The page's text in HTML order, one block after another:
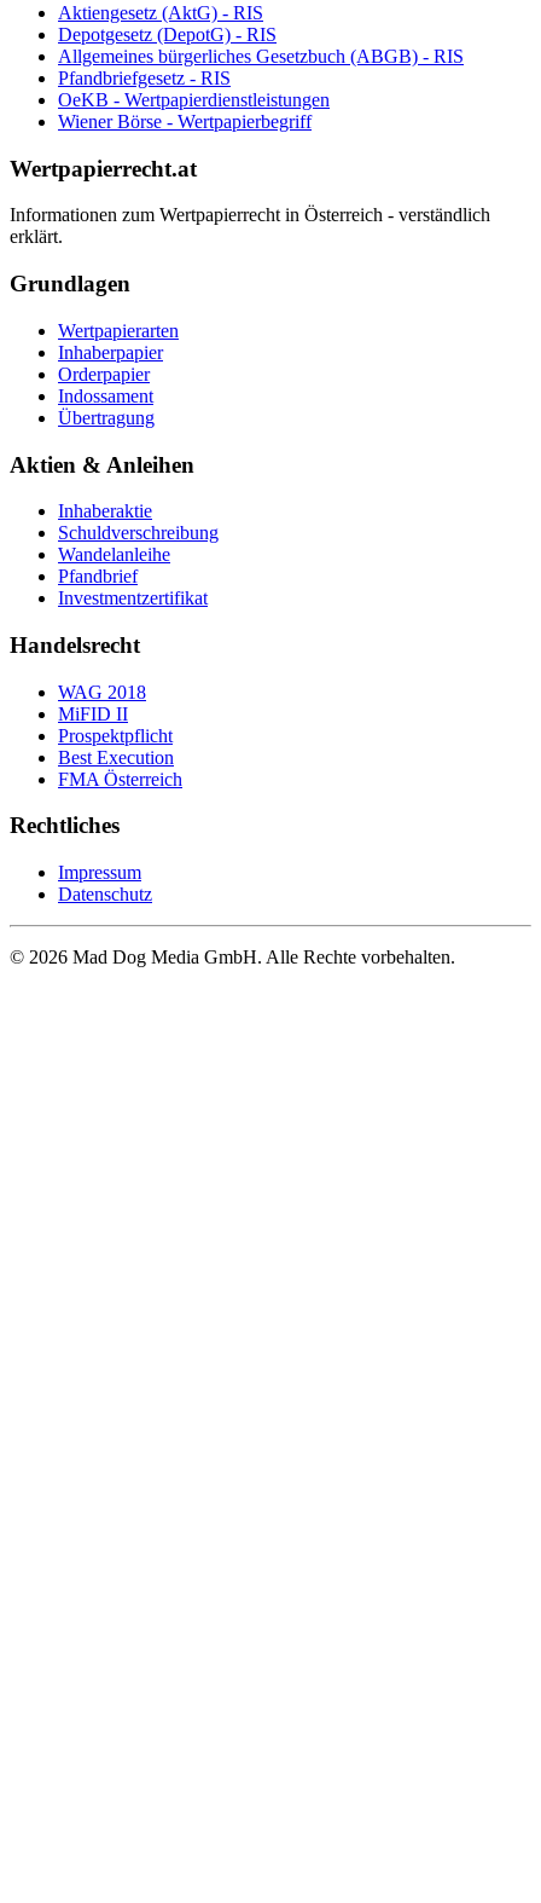
Aktiengesetz (AktG) - RIS
Depotgesetz (DepotG) - RIS
Allgemeines bürgerliches Gesetzbuch (ABGB) - RIS
Pfandbriefgesetz - RIS
OeKB - Wertpapierdienstleistungen
Wiener Börse - Wertpapierbegriff
Wertpapierrecht.at
Informationen zum Wertpapierrecht in Österreich - verständlich
erklärt.
Grundlagen
Wertpapierarten
Inhaberpapier
Orderpapier
Indossament
Übertragung
Aktien & Anleihen
Inhaberaktie
Schuldverschreibung
Wandelanleihe
Pfandbrief
Investmentzertifikat
Handelsrecht
WAG 2018
MiFID II
Prospektpflicht
Best Execution
FMA Österreich
Rechtliches
Impressum
Datenschutz
© 2026 Mad Dog Media GmbH. Alle Rechte vorbehalten.